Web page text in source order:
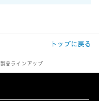
トップに戻る
製品ラインアップ